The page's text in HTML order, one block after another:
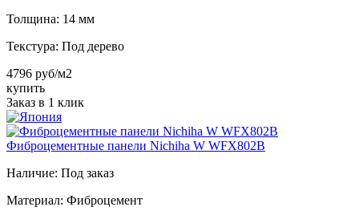
Толщина: 14 мм
Текстура: Под дерево
4796 руб/м2
купить
Заказ в 1 клик
Фиброцементные панели Nichiha W WFX802B
Наличие: Под заказ
Материал: Фиброцемент